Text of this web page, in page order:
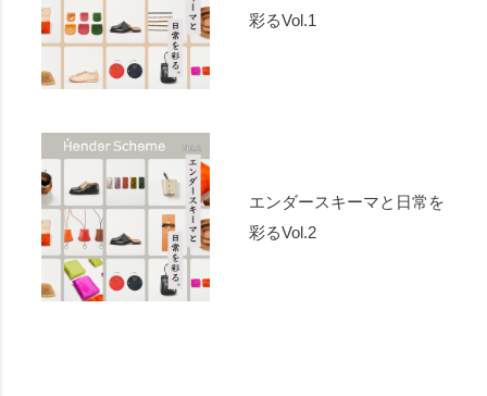
彩るVol.1
エンダースキーマと日常を
彩るVol.2